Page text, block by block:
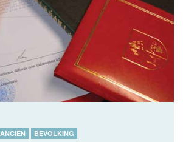
BEVOLKING